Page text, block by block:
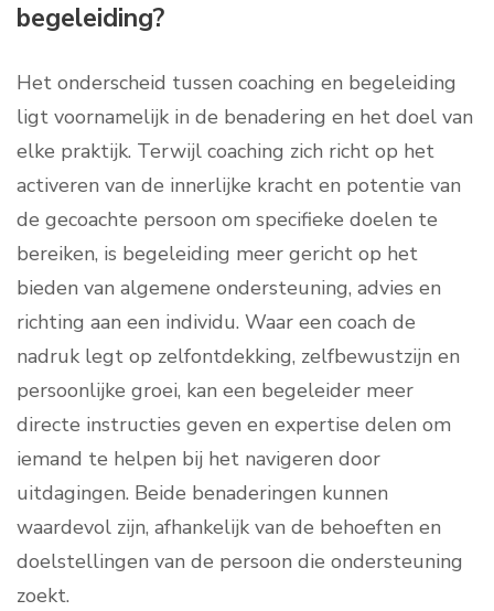
begeleiding?
Het onderscheid tussen coaching en begeleiding
ligt voornamelijk in de benadering en het doel van
elke praktijk. Terwijl coaching zich richt op het
activeren van de innerlijke kracht en potentie van
de gecoachte persoon om specifieke doelen te
bereiken, is begeleiding meer gericht op het
bieden van algemene ondersteuning, advies en
richting aan een individu. Waar een coach de
nadruk legt op zelfontdekking, zelfbewustzijn en
persoonlijke groei, kan een begeleider meer
directe instructies geven en expertise delen om
iemand te helpen bij het navigeren door
uitdagingen. Beide benaderingen kunnen
waardevol zijn, afhankelijk van de behoeften en
doelstellingen van de persoon die ondersteuning
zoekt.